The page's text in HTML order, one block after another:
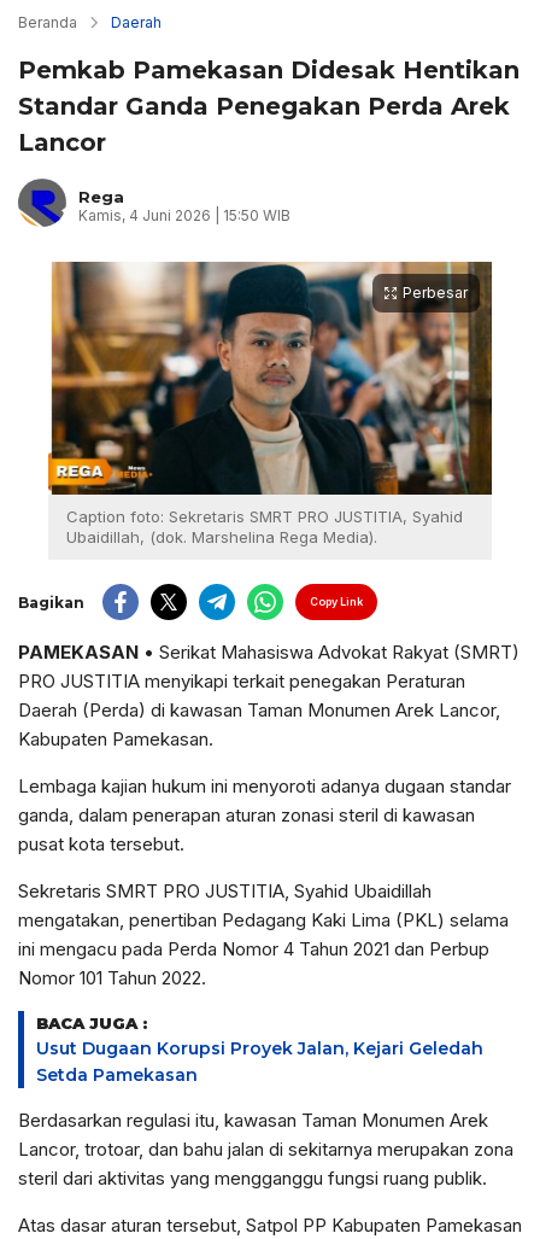
Beranda Daerah
Pemkab Pamekasan Didesak Hentikan
Standar Ganda Penegakan Perda Arek
Lancor
Rega
Kamis, 4 Juni 2026 | 15:50 WIB
Perbesar
Caption foto: Sekretaris SMRT PRO JUSTITIA, Syahid
Ubaidillah, (dok. Marshelina Rega Media).
Bagikan Copy Link
PAMEKASAN • Serikat Mahasiswa Advokat Rakyat (SMRT)
PRO JUSTITIA menyikapi terkait penegakan Peraturan
Daerah (Perda) di kawasan Taman Monumen Arek Lancor,
Kabupaten Pamekasan.
Lembaga kajian hukum ini menyoroti adanya dugaan standar
ganda, dalam penerapan aturan zonasi steril di kawasan
pusat kota tersebut.
Sekretaris SMRT PRO JUSTITIA, Syahid Ubaidillah
mengatakan, penertiban Pedagang Kaki Lima (PKL) selama
ini mengacu pada Perda Nomor 4 Tahun 2021 dan Perbup
Nomor 101 Tahun 2022.
BACA JUGA :
Usut Dugaan Korupsi Proyek Jalan, Kejari Geledah
Setda Pamekasan
Berdasarkan regulasi itu, kawasan Taman Monumen Arek
Lancor, trotoar, dan bahu jalan di sekitarnya merupakan zona
steril dari aktivitas yang mengganggu fungsi ruang publik.
Atas dasar aturan tersebut, Satpol PP Kabupaten Pamekasan